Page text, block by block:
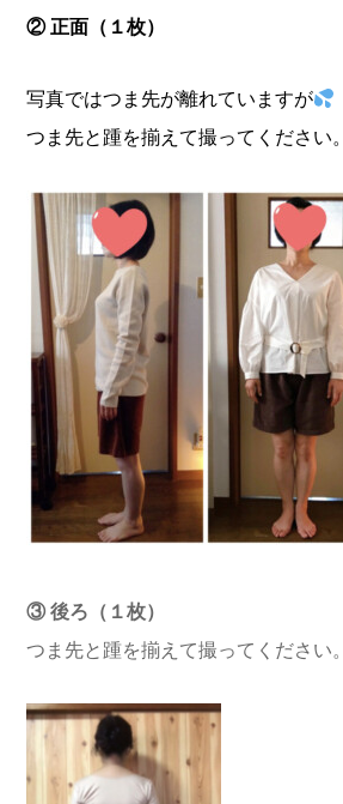
② 正面（１枚）
写真ではつま先が離れていますが
つま先と踵を揃えて撮ってください。
③ 後ろ（１枚）
つま先と踵を揃えて撮ってください。